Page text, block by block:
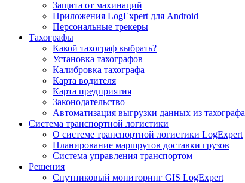
Защита от махинаций
Приложения LogExpert для Android
Персональные трекеры
Тахографы
Какой тахограф выбрать?
Установка тахографов
Калибровка тахографа
Карта водителя
Карта предприятия
Законодательство
Автоматизация выгрузки данных из тахографа
Система транспортной логистики
О системе транспортной логистики LogExpert
Планирование маршрутов доставки грузов
Система управления транспортом
Решения
Спутниковый мониторинг GIS LogExpert